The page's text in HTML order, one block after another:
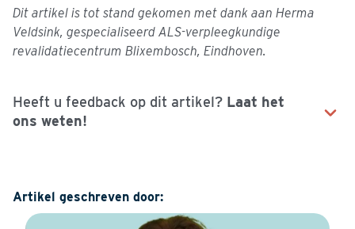
Dit artikel is tot stand gekomen met dank aan Herma
Veldsink, gespecialiseerd ALS-verpleegkundige
revalidatiecentrum Blixembosch, Eindhoven.
Heeft u feedback op dit artikel? Laat het
ons weten!
Artikel geschreven door: